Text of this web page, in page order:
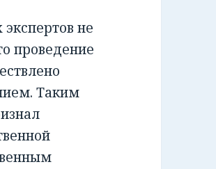
не
проведение
Таким